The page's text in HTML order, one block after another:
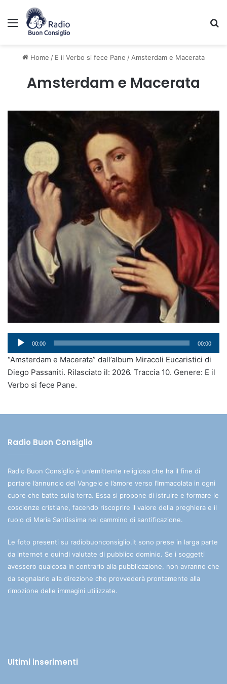
Menu
Home / E il Verbo si fece Pane / Amsterdam e Macerata
Amsterdam e Macerata
Audio
Player
00:00 00:00
“Amsterdam e Macerata” dall’album Miracoli Eucaristici di
Diego Passaniti. Rilasciato il: 2026. Traccia 10. Genere: E il
Verbo si fece Pane.
Radio Buon Consiglio
Radio Buon Consiglio è un’emittente religiosa che ha il fine di
portare l’annuncio del Vangelo e l’amore verso l’Immacolata in ogni
cuore che batte sulla terra. Essa si propone di istruire e formare le
coscienze cristiane, facendo riscoprire il valore della preghiera e il
ruolo di Maria Santissima nel cammino di santificazione.
Le foto presenti su radiobuonconsiglio.it sono prese in larga parte
da internet e quindi valutate di pubblico dominio. Se i soggetti
avessero qualcosa in contrario alla pubblicazione, non avranno che
da segnalarlo alla direzione che provvederà prontamente alla
rimozione delle immagini utilizzate.
Ultimi inserimenti